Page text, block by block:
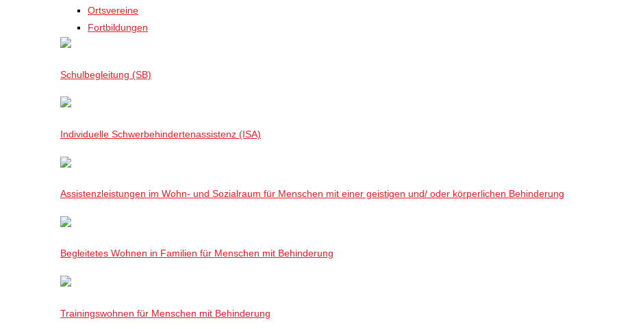
Ortsvereine
Fortbildungen
Schulbegleitung (SB)
Individuelle Schwerbehindertenassistenz (ISA)
Assistenzleistungen im Wohn- und Sozialraum für Menschen mit einer geistigen und/ oder körperlichen Behinderung
Begleitetes Wohnen in Familien für Menschen mit Behinderung
Trainingswohnen für Menschen mit Behinderung